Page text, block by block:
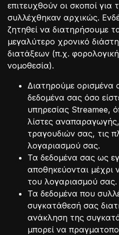
επιτευχθούν οι σκοποί για
συλλέχθηκαν αρχικώς.
ζητηθεί να διατηρήσουμε
μεγαλύτερο χρονικό
διατάξεων (π.χ.
νομοθεσία).
Διατηρούμε
δεδομένα σας όσο
υπηρεσίας Streamee,
λίστες
τραγουδιών σας, τις
λογαριασμού σας.
Τα δεδομένα σας ως
αποθηκεύονται μέχρι
του λογαριασμού σας.
Τα δεδομένα που
συγκατάθεσή σας
ανάκληση της
μπορεί να